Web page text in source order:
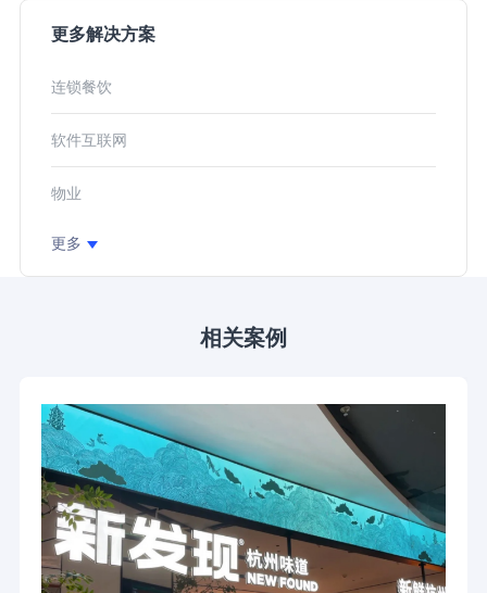
更多解决方案
连锁餐饮
软件互联网
物业
更多
相关案例